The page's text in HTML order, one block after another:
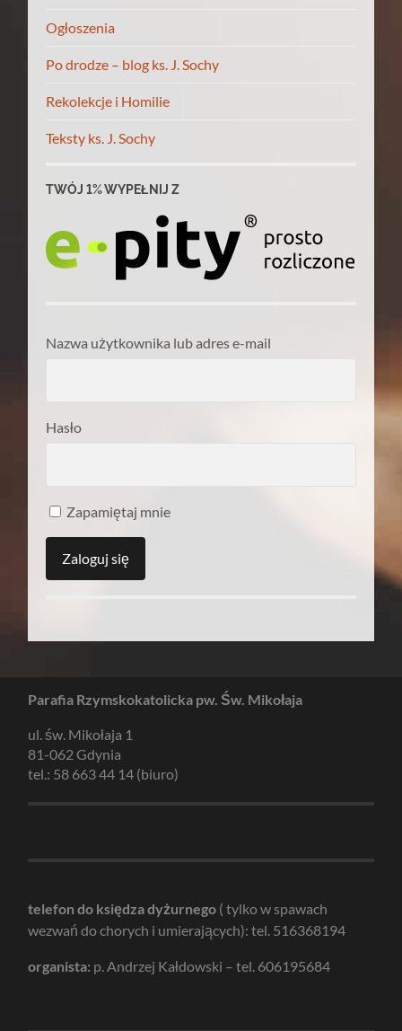
Ogłoszenia
Po drodze – blog ks. J. Sochy
Rekolekcje i Homilie
Teksty ks. J. Sochy
TWÓJ 1% WYPEŁNIJ Z
Nazwa użytkownika lub adres e-mail
Hasło
Zapamiętaj mnie
Parafia Rzymskokatolicka pw. Św. Mikołaja
ul. św. Mikołaja 1
81-062 Gdynia
tel.: 58 663 44 14 (biuro)
telefon do księdza dyżurnego ( tylko w spawach
wezwań do chorych i umierających): tel. 516368194
organista: p. Andrzej Kałdowski – tel. 606195684